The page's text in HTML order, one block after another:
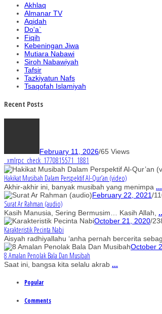
Akhlaq
Almanar TV
Aqidah
Do'a`
Fiqih
Kebeningan Jiwa
Mutiara Nabawi
Siroh Nabawiyah
Tafsir
Tazkiyatun Nafs
Tsaqofah Islamiyah
Recent Posts
February 11, 2026/65 Views
_xmlrpc_check_1770815571_1881
Hakikat Musibah Dalam Perspektif Al-Qur’an (video)
Akhir-akhir ini, banyak musibah yang menimpa ...
February 22, 2021/
Surat Ar Rahman (audio)
Kasih Manusia, Sering Bermusim… Kasih Allah,
October 21, 2020/
Karakteristik Pecinta Nabi
Aisyah radhiyallahu ‘anha pernah bercerita
October
8 Amalan Penolak Bala Dan Musibah
Saat ini, bangsa kita selalu akrab ...
Popular
Comments